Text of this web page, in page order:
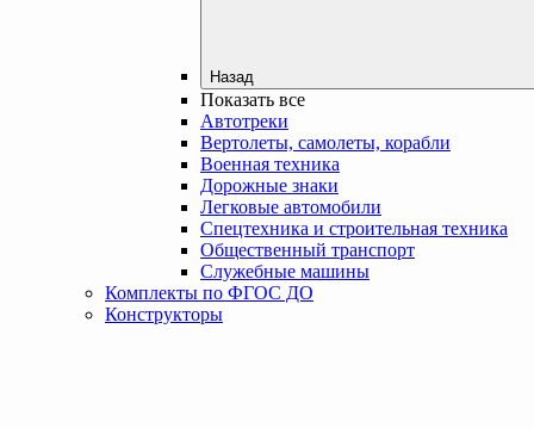
Назад
Показать все
Автотреки
Вертолеты, самолеты, корабли
Военная техника
Дорожные знаки
Легковые автомобили
Спецтехника и строительная техника
Общественный транспорт
Служебные машины
Комплекты по ФГОС ДО
Конструкторы